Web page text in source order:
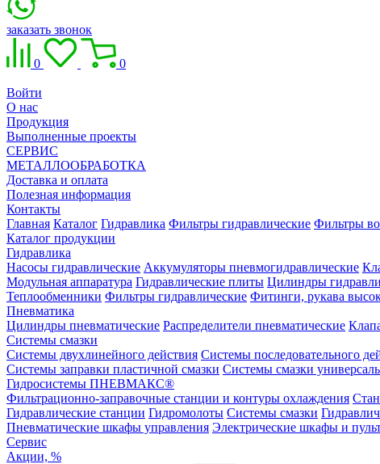
заказать звонок
0 0
Войти
О нас
Продукция
Выполненные проекты
СЕРВИС
МЕТАЛЛООБРАБОТКА
Доставка и оплата
Полезная информация
Контакты
Главная Каталог Гидравлика Фильтры гидравлические Фильтры
Каталог продукции
Гидравлика
Насосы гидравлические Аккумуляторы пневмогидравлические
Модульная аппаратура Гидравлические плиты Цилиндры
Теплообменники Фильтры гидравлические Фитинги, рукава
Пневматика
Цилиндры пневматические Распределители пневматические
Системы смазки
Системы двухлинейного действия Системы последовательного
Системы заправки пластичной смазки Системы смазки
Гидросистемы ПНЕВМАКС®
Фильтрационно-заправочные станции и контуры охлаждения
Гидравлические станции Гидромолоты Системы смазки
Пневматические шкафы управления Электрические шкафы и
Сервис
Акции, %